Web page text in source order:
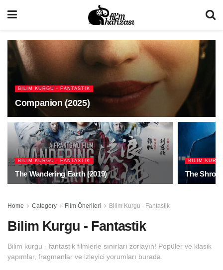
BILIM KURGU - FANTASTIK
Companion (2025)
BILIM KURGU - FANTASTIK
The Wandering Earth (2019)
BILIM
The
Home Category Film Önerileri Bilim Kurgu - Fantastik
Bilim Kurgu - Fantastik
Bilim kurgu - fantastik filmlerle sınırları zorlayın! Popüler ve klasik
yapımlar, fragmanlar ve izleyici yorumları burada.